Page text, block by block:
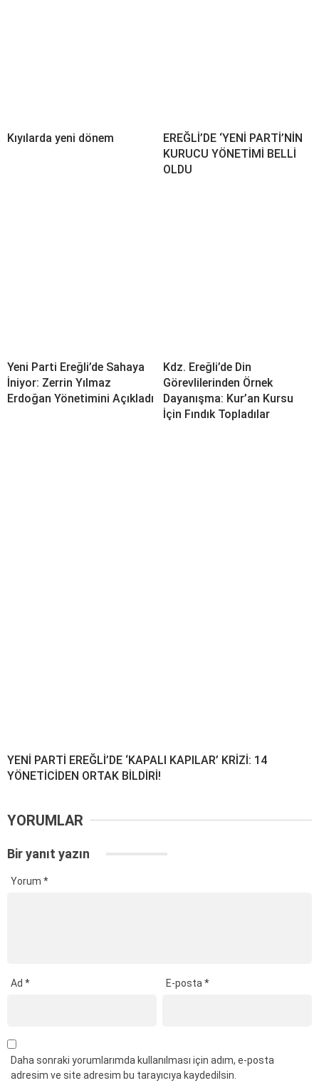
Kıyılarda yeni dönem
EREĞLİ’DE ‘YENİ PARTİ’NİN
KURUCU YÖNETİMİ BELLİ
OLDU
Yeni Parti Ereğli’de Sahaya
İniyor: Zerrin Yılmaz
Erdoğan Yönetimini Açıkladı
Kdz. Ereğli’de Din
Görevlilerinden Örnek
Dayanışma: Kur’an Kursu
İçin Fındık Topladılar
YENİ PARTİ EREĞLİ’DE ‘KAPALI KAPILAR’ KRİZİ: 14
YÖNETİCİDEN ORTAK BİLDİRİ!
YORUMLAR
Bir yanıt yazın
Yorum *
Ad * E-posta*
Daha sonraki yorumlarımda kullanılması için adım, e-posta
adresim ve site adresim bu tarayıcıya kaydedilsin.